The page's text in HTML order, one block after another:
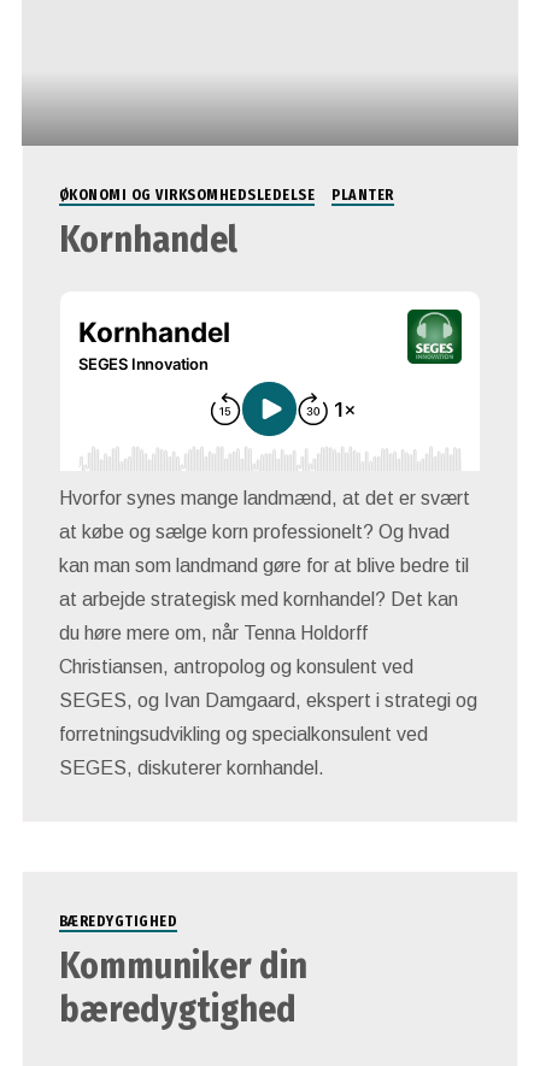
ØKONOMI OG VIRKSOMHEDSLEDELSE PLANTER
Kornhandel
Hvorfor synes mange landmænd, at det er svært
at købe og sælge korn professionelt? Og hvad
kan man som landmand gøre for at blive bedre til
at arbejde strategisk med kornhandel? Det kan
du høre mere om, når Tenna Holdorff
Christiansen, antropolog og konsulent ved
SEGES, og Ivan Damgaard, ekspert i strategi og
forretningsudvikling og specialkonsulent ved
SEGES, diskuterer kornhandel.
BÆREDYGTIGHED
Kommuniker din
bæredygtighed